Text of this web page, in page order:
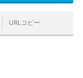
URLコピー